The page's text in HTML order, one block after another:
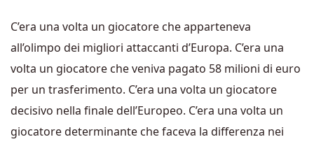
C’era una volta un giocatore che apparteneva
all’olimpo dei migliori attaccanti d’Europa. C’era una
volta un giocatore che veniva pagato 58 milioni di euro
per un trasferimento. C’era una volta un giocatore
decisivo nella finale dell’Europeo. C’era una volta un
giocatore determinante che faceva la differenza nei